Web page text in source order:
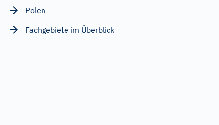
Polen
Fachgebiete im Überblick